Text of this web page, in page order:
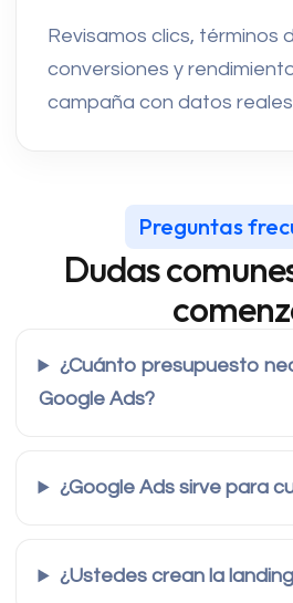
Revisamos clics, términos
conversiones y
campaña con datos
Preguntas
Dudas
¿Cuánto presupuesto
Google Ads?
¿Google Ads sirve para
¿Ustedes crean la